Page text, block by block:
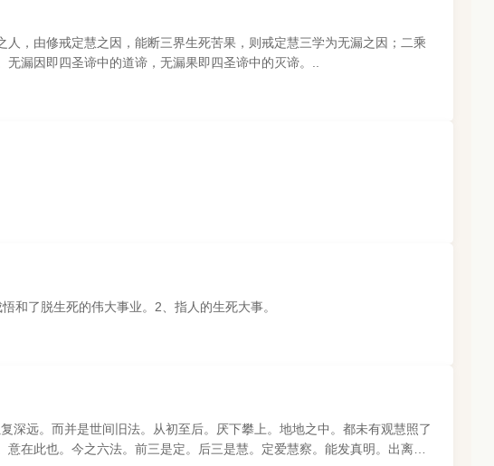
，由修戒定慧之因，能断三界生死苦果，则戒定慧三学为无漏之因；二乘
漏因即四圣谛中的道谛，无漏果即四圣谛中的灭谛。..
和了脱生死的伟大事业。2、指人的生死大事。
远。而并是世间旧法。从初至后。厌下攀上。地地之中。都未有观慧照了
在此也。今之六法。前三是定。后三是慧。定爱慧察。能发真明。出离生